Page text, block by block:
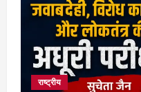
राष्ट्रीय